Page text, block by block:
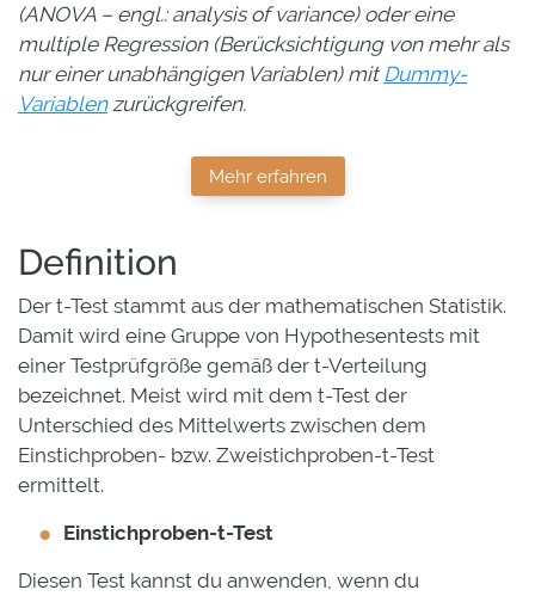
(ANOVA – engl.: analysis of variance) oder eine
multiple Regression (Berücksichtigung von mehr als
nur einer unabhängigen Variablen) mit Dummy-
Variablenzurückgreifen.
Mehr erfahren
Definition
Der t-Test stammt aus der mathematischen Statistik.
Damit wird eine Gruppe von Hypothesentests mit
einer Testprüfgröße gemäß der t-Verteilung
bezeichnet. Meist wird mit dem t-Test der
Unterschied des Mittelwerts zwischen dem
Einstichproben- bzw. Zweistichproben-t-Test
ermittelt.
Einstichproben-t-Test
Diesen Test kannst du anwenden, wenn du